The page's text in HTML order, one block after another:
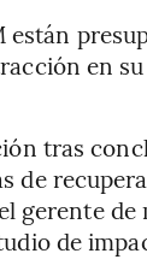
en
tras
de
gerente
de